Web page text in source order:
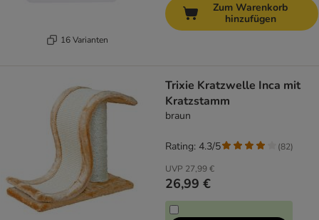
16 Varianten
Zum Warenkorb
hinzufügen
Trixie Kratzwelle Inca mit
Kratzstamm
braun
UVP 27,99 €
26,99 €
Rating: 4.3/5 (82)